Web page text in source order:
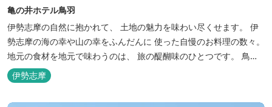
亀の井ホテル鳥羽
伊勢志摩の自然に抱かれて、 土地の魅力を味わい尽くせます。 伊
勢志摩の海の幸や山の幸をふんだんに 使った自慢のお料理の数々。
地元の食材を地元で味わうのは、 旅の醍醐味のひとつです。 鳥羽
湾の潮風を感じる露天風呂や 広々としたテラス付きのお部屋。 行
き交うフェリーをのんびり眺めて、 日常をちょっと忘れるひと時を
お過ごしください。
伊勢志摩